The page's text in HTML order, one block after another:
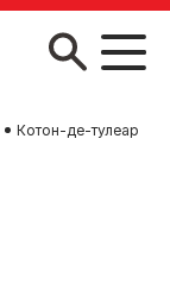
Котон-де-тулеар